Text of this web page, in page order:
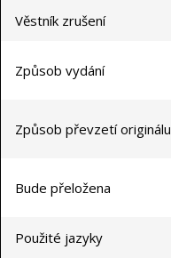
Věstník zrušení
Způsob vydání
Způsob převzetí originálu
Bude přeložena
Použité jazyky